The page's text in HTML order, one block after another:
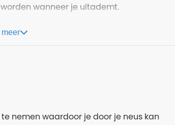
wanneer je uitademt.
meer
nemen waardoor je door je neus kan